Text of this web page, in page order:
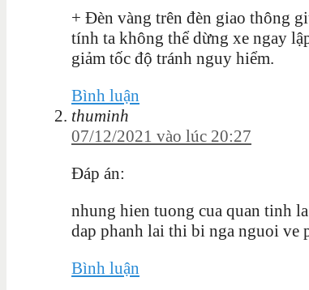
+ Đèn vàng trên đèn giao thông
tính ta không thể dừng xe ngay
giảm tốc độ tránh nguy hiểm.
Bình luận
thuminh
07/12/2021 vào lúc 20:27
Đáp án:
nhung hien tuong cua quan tinh
dap phanh lai thi bi nga nguoi ve
Bình luận